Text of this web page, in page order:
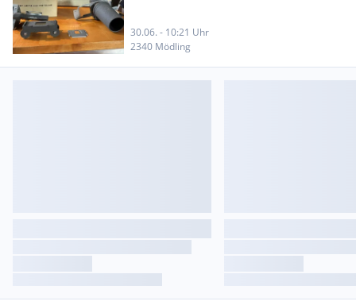
30.06. - 10:21 Uhr
2340 Mödling